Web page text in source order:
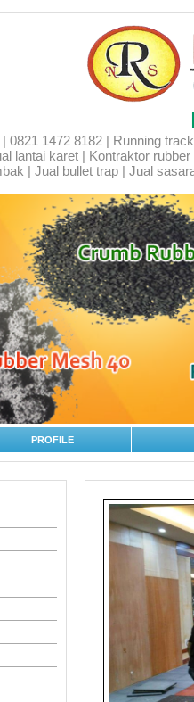
| 0821 1472 8182 | Running
lantai karet | Kontraktor
| Jual bullet trap | Jual
PROFILE